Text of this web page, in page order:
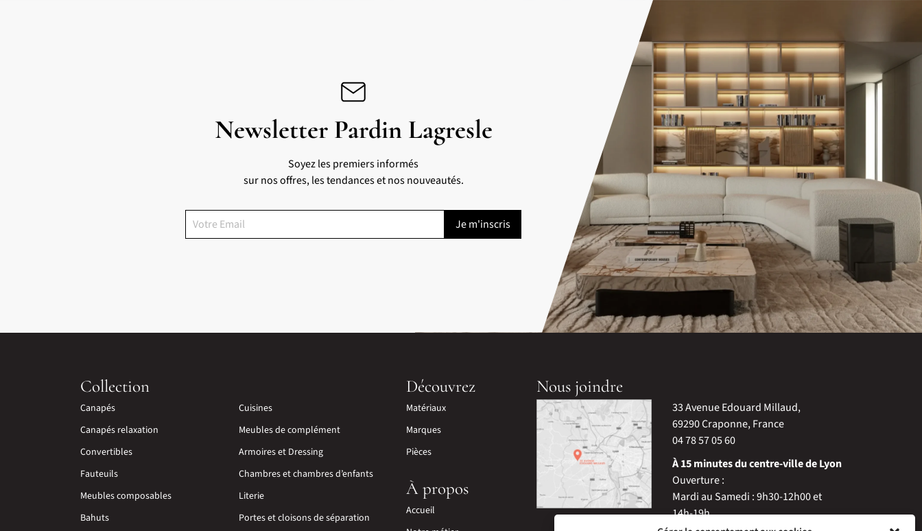
Newsletter Pardin Lagresle
Soyez les premiers informés
sur nos offres, les tendances et nos nouveautés.
Collection
Canapés
Canapés relaxation
Convertibles
Fauteuils
Meubles composables
Bahuts
Cuisines
Meubles de complément
Armoires et Dressing
Chambres et chambres d’enfants
Literie
Portes et cloisons de séparation
Découvrez
Matériaux
Marques
Pièces
À propos
Accueil
Nous joindre
33 Avenue Edouard Millaud,
69290 Craponne, France
04 78 57 05 60
À 15 minutes du centre-ville de Lyon
Ouverture :
Mardi au Samedi : 9h30-12h00 et
14h-19h